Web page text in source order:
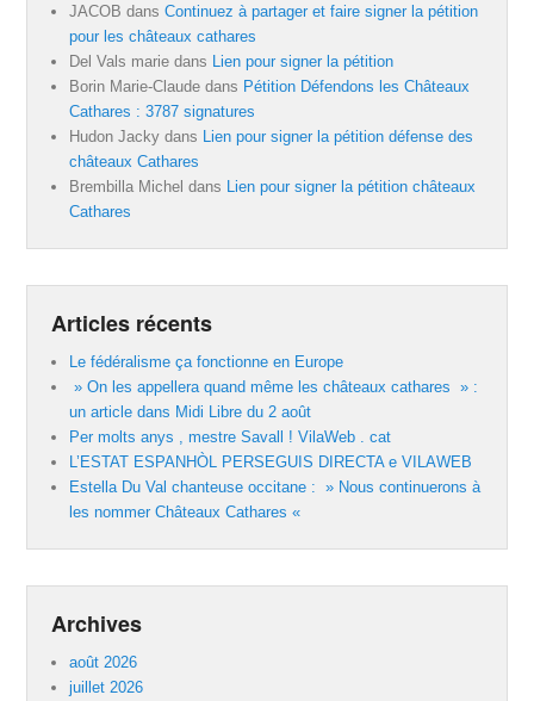
JACOB dansContinuez à partager et faire signer la pétition
pour les châteaux cathares
Del Vals marie dans
Lien pour signer la pétition
Borin Marie-Claude dans Pétition Défendons les Châteaux
Cathares : 3787 signatures
Hudon Jacky dans
Lien pour signer la pétition défense des
châteaux Cathares
Brembilla Michel dans
Lien pour signer la pétition châteaux
Cathares
Articles récents
Le fédéralisme ça fonctionne en Europe
» On les appellera quand même les châteaux cathares » :
un article dans Midi Libre du 2 août
Per molts anys , mestre Savall ! VilaWeb . cat
L’ESTAT ESPANHÒL PERSEGUIS DIRECTA e VILAWEB
Estella Du Val chanteuse occitane : » Nous continuerons à
les nommer Châteaux Cathares «
Archives
août 2026
juillet 2026